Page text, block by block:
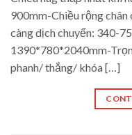
900mm-Chiều rộng
càng dịch chuyển: 340-
1390*780*2040mm-
phanh/ thắng/ khóa […]